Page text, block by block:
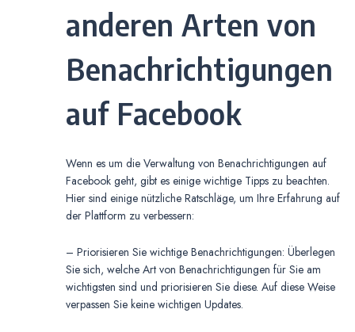
anderen Arten von
Benachrichtigungen
auf Facebook
Wenn es um die Verwaltung von Benachrichtigungen auf
Facebook geht, gibt es einige wichtige Tipps zu beachten.
Hier sind einige nützliche Ratschläge, um Ihre Erfahrung auf
der Plattform zu verbessern:
– Priorisieren Sie wichtige Benachrichtigungen: Überlegen
Sie sich, welche Art von Benachrichtigungen für Sie am
wichtigsten sind und priorisieren Sie diese. Auf diese Weise
verpassen Sie keine wichtigen Updates.